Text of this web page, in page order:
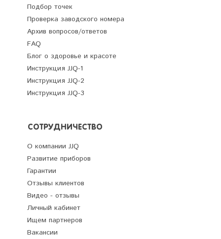
Подбор точек
Проверка заводского номера
Архив вопросов/ответов
FAQ
Блог о здоровье и красоте
Инструкция JJQ-1
Инструкция JJQ-2
Инструкция JJQ-3
СОТРУДНИЧЕСТВО
О компании JJQ
Развитие приборов
Гарантии
Отзывы клиентов
Видео - отзывы
Личный кабинет
Ищем партнеров
Вакансии